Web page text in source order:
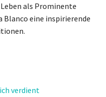
als Prominente
eine inspirierende
verdient